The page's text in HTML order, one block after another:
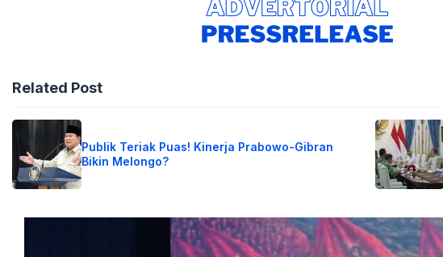
Related Post
Publik Teriak Puas! Kinerja Prabowo-Gibran
Bikin Melongo?